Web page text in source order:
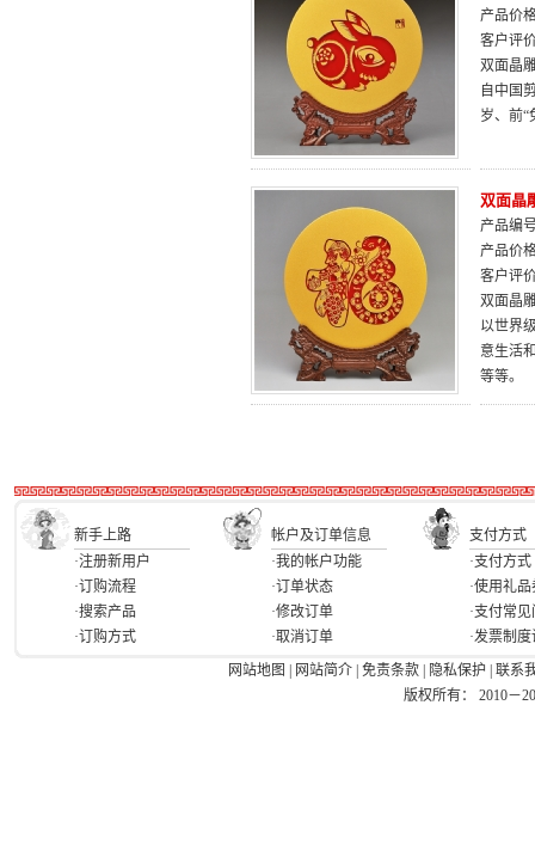
产品价
客户评
双面晶
自中国
岁、前
双面晶
产品编
产品价
客户评
双面晶
以世界
意生活
等等。
新手上路 帐户及订单信息
支付方式
·注册新用户
·订购流程
·搜索产品
·订购方式
·我的帐户功能
·订单状态
·修改订单
·取消订单
·支付方式
·使用礼品
·支付常
·发票制
网站地图
网站简介 免责条款 隐私保护
联系
版权所有： 2010－